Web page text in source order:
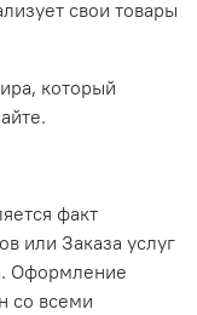
свои товары
который
факт
или Заказа услуг
Оформление
со всеми